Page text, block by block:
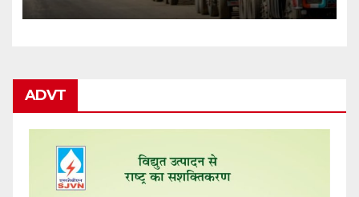
ADVT